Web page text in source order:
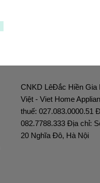
CNKD LêĐắc Hiền Gia
Việt - Viet Home
thuế: 027.083.0000.51
082.7788.333 Địa chỉ:
20 Nghĩa Đô, Hà Nội